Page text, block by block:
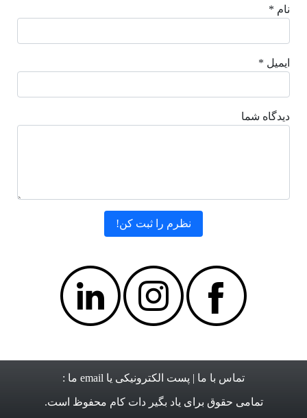
نام *
ایمیل *
دیدگاه شما
تماس با ما | پست الکترونیکی یا email ما :
تمامی حقوق برای یاد بگیر دات کام محفوظ است.